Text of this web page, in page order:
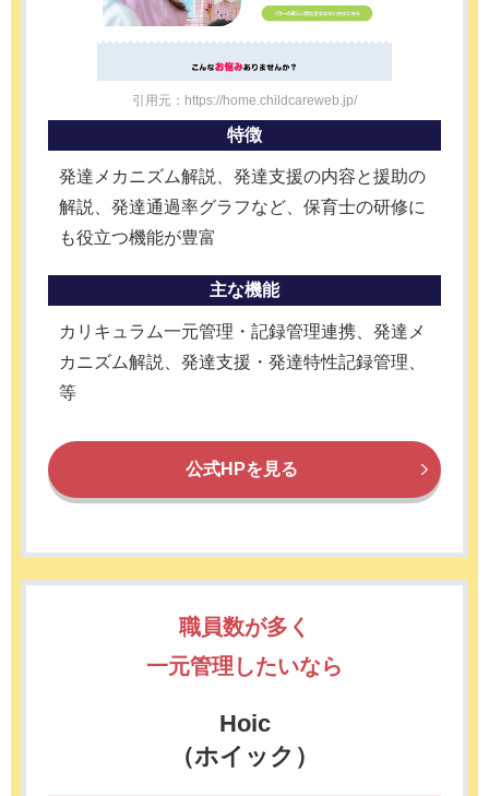
引用元：https://home.childcareweb.jp/
特徴
発達メカニズム解説、発達支援の内容と援助の
解説、発達通過率グラフなど、保育士の研修に
も役立つ機能が豊富
主な機能
カリキュラム一元管理・記録管理連携、発達メ
カニズム解説、発達支援・発達特性記録管理、
等
公式HPを見る
職員数が多く
一元管理したいなら
Hoic
（ホイック）